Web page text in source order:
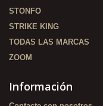
STONFO
STRIKE KING
TODAS LAS MARCAS
ZOOM
Información